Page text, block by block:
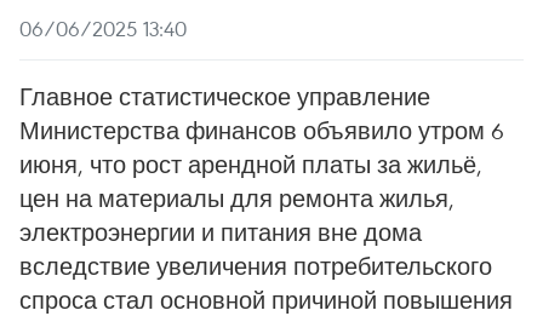
06/06/2025 13:40
Главное статистическое управление
Министерства финансов объявило утром 6
июня, что рост арендной платы за жильё,
цен на материалы для ремонта жилья,
электроэнергии и питания вне дома
вследствие увеличения потребительского
спроса стал основной причиной повышения